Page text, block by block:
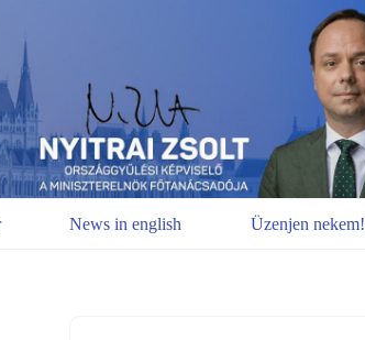
News in english Üzenjen nekem!